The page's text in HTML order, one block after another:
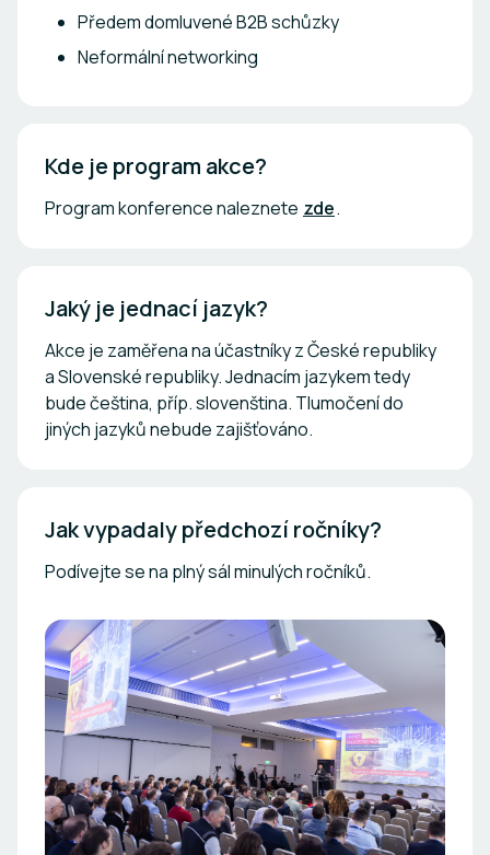
Předem domluvené B2B schůzky
Neformální networking
Kde je program akce?
Program konference naleznete zde.
Jaký je jednací jazyk?
Akce je zaměřena na účastníky z České republiky
a Slovenské republiky. Jednacím jazykem tedy
bude čeština, příp. slovenština. Tlumočení do
jiných jazyků nebude zajišťováno.
Jak vypadaly předchozí ročníky?
Podívejte se na plný sál minulých ročníků.